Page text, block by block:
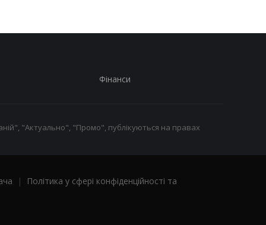
Фінанси
"Актуально", "Промо", публікуються на правах
|
Політика у сфері конфіденційності та